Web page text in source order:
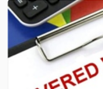
TÍCH
VIETSTOCKFINANCE